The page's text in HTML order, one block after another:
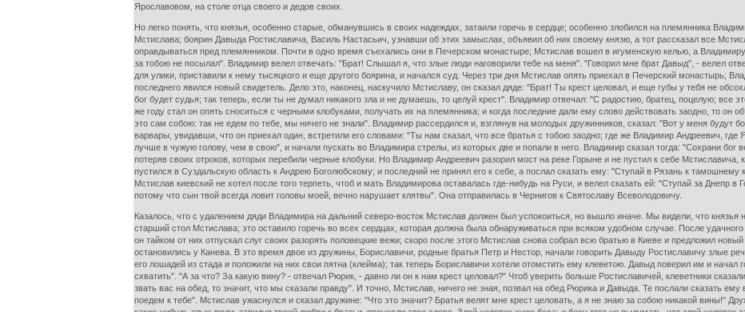
Ярославовом, на столе отца своего и дедов своих.
Но легко понять, что князья, особенно старые, обманувшись в своих надеждах, затаили горечь в сердце; особенно злобился на племянника
Мстислава; боярин Давыда Ростиславича, Василь Настасьич, узнавши об этих замыслах, объявил об них своему князю, а тот рассказал все
оправдываться пред племянником. Почти в одно время съехались они в Печерском монастыре; Мстислав вошел в игуменскую келью, а
за тобою не посылал". Владимир велел отвечать: "Брат! Слышал я, что злые люди наговорили тебе на меня". "Говорил мне брат Давыд", - велел
для улики, приставили к нему тысяцкого и еще другого боярина, и начался суд. Через три дня Мстислав опять приехал в Печерский монастырь;
последнего явился новый свидетель. Дело это, наконец, наскучило Мстиславу, он сказал дяде: "Брат! Ты крест целовал, и еще губы у тебя не
бог будет судья; так теперь, если ты не думал никакого зла и не думаешь, то целуй крест". Владимир отвечал: "С радостию, братец, поцелую; все
же году стал он опять сноситься с черными клобуками, получать их на племянника; и когда последние дали ему слово действовать заодно, то
это сам собою: так не едем по тебе, мы ничего не знали". Владимир рассердился и, взглянув на молодых дружинников, сказал: "Вот у меня будут
варвары, увидавши, что он приехал один, встретили его словами: "Ты нам сказал, что все братья с тобою заодно; где же Владимир Андреевич,
лучше в чужую голову, чем в свою", и начали пускать во Владимира стрелы, из которых две и попали в него. Владимир сказал тогда: "Сохрани бог
потеряв своих отроков, которых перебили черные клобуки. Но Владимир Андреевич разорил мост на реке Горыне и не пустил к себе
пустился в Суздальскую область к Андрею Боголюбскому; и последний не принял его к себе, а послал сказать ему: "Ступай в Рязань к
Мстислав киевский не хотел после того терпеть, чтоб и мать Владимирова оставалась где-нибудь на Руси, и велел сказать ей: "Ступай за Днепр
потому что сын твой всегда ловит головы моей, вечно нарушает клятвы". Она отправилась в Чернигов к Святославу Всеволодовичу.
Казалось, что с удалением дяди Владимира на дальний северо-восток Мстислав должен был успокоиться, но вышло иначе. Мы видели, что князья
старший стол Мстислава; это оставило горечь во всех сердцах, которая должна была обнаруживаться при всяком удобном случае. После
он тайком от них отпускал слуг своих разорять половецкие вежи; скоро после этого Мстислав снова собрал всю братью в Киеве и предложил
остановились у Канева. В это время двое из дружины, Бориславичи, родные братья Петр и Нестор, начали говорить Давыду Ростиславичу злые
его лошадей из стада и положили на них свои пятна (клейма); так теперь Бориславичи хотели отомстить ему клеветою. Давыд поверил им и начал
схватить". "А за что? За какую вину? - отвечал Рюрик, - давно ли он к нам крест целовал?" Чтоб уверить больше Ростиславичей, клеветники
звать вас на обед, то значит, что мы сказали правду". И точно, Мстислав, ничего не зная, позвал на обед Рюрика и Давыда. Те послали сказать
поедем к тебе". Мстислав ужаснулся и сказал дружине: "Что это значит? Братья велят мне крест целовать, а я не знаю за собою никакой вины!"